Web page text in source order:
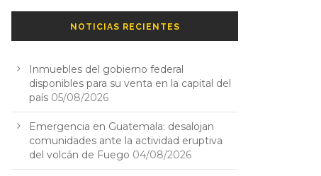
NOTICIAS RECIENTES
Inmuebles del gobierno federal
disponibles para su venta en la capital del
país 05/08/2026
Emergencia en Guatemala: desalojan
comunidades ante la actividad eruptiva
del volcán de Fuego 04/08/2026